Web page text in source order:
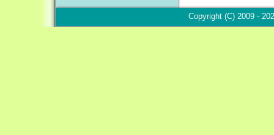
Copyright (C) 2009 -